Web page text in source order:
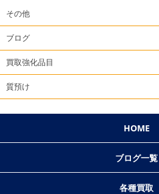
その他
ブログ
買取強化品目
質預け
HOME
ブログ一覧
各種買取